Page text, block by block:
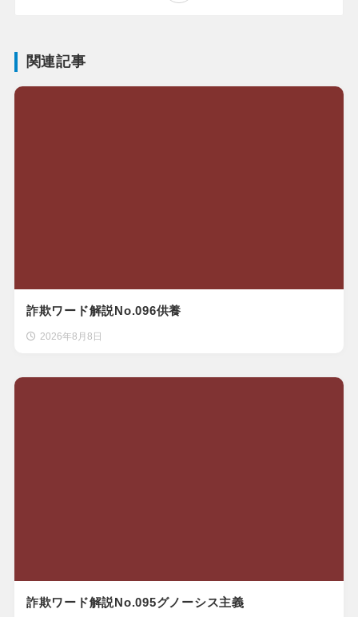
関連記事
詐欺ワード解説No.096供養
2026年8月8日
詐欺ワード解説No.095グノーシス主義